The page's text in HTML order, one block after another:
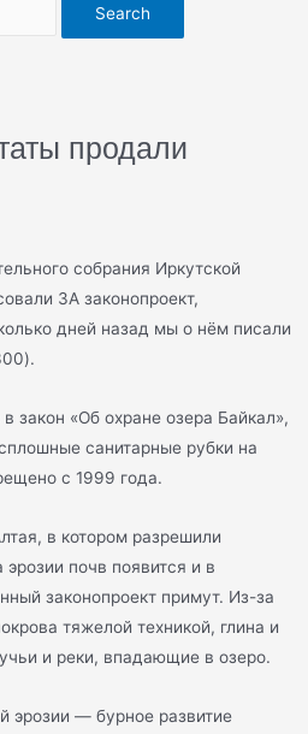
Search
продали
собрания Иркутской
ЗА законопроект,
дней назад мы о нём писали
закон «Об охране озера Байкал»,
санитарные рубки на
с 1999 года.
в котором разрешили
почв появится и в
законопроект примут. Из-за
тяжелой техникой, глина и
и реки, впадающие в озеро.
эрозии ― бурное развитие